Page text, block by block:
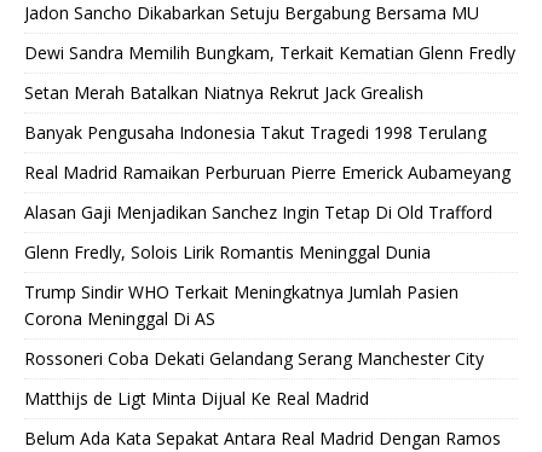
Jadon Sancho Dikabarkan Setuju Bergabung Bersama MU
Dewi Sandra Memilih Bungkam, Terkait Kematian Glenn Fredly
Setan Merah Batalkan Niatnya Rekrut Jack Grealish
Banyak Pengusaha Indonesia Takut Tragedi 1998 Terulang
Real Madrid Ramaikan Perburuan Pierre Emerick Aubameyang
Alasan Gaji Menjadikan Sanchez Ingin Tetap Di Old Trafford
Glenn Fredly, Solois Lirik Romantis Meninggal Dunia
Trump Sindir WHO Terkait Meningkatnya Jumlah Pasien
Corona Meninggal Di AS
Rossoneri Coba Dekati Gelandang Serang Manchester City
Matthijs de Ligt Minta Dijual Ke Real Madrid
Belum Ada Kata Sepakat Antara Real Madrid Dengan Ramos